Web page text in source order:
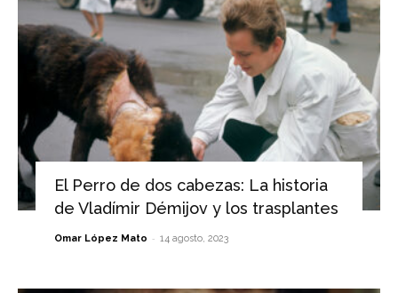
El Perro de dos cabezas: La historia
de Vladímir Démijov y los trasplantes
Omar López Mato - 14 agosto, 2023